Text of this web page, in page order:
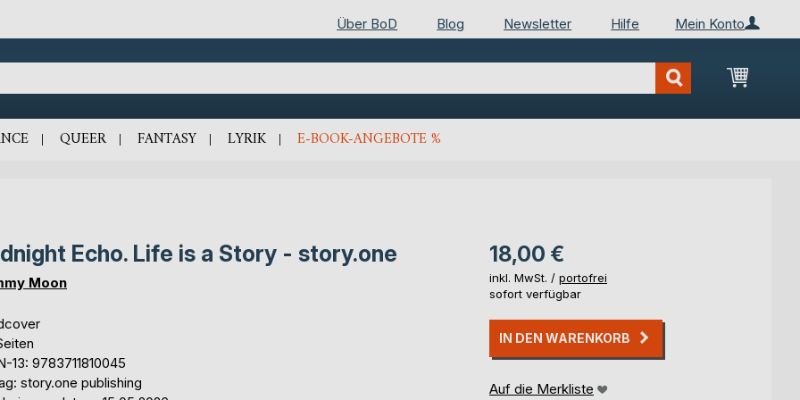
Mein Konto
Über BoD Blog Newsletter Hilfe
Mein
QUEER FANTASY LYRIK E-BOOK-ANGEBOTE %
Echo. Life is a Story - story.one
Moon
13: 9783711810045
story.one publishing
18,00 €
inkl. MwSt. / portofrei
sofort verfügbar
IN DEN WARENKORB
Auf die Merkliste